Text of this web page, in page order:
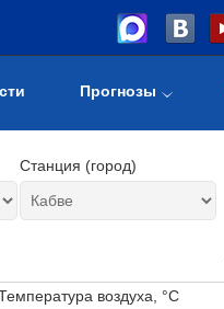
Прогнозы
Станция (город)
воздуха, °C